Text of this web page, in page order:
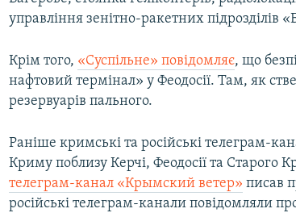
управління зенітно-ракетних підрозділів
Крім того, «Суспільне» повідомляє, що
нафтовий термінал» у Феодосії. Там, як
резервуарів пального.
Раніше кримські та російські телеграм-
Криму поблизу Керчі, Феодосії та Старого
телеграм-канал «Крымский ветер» писав
російські телеграм-канали повідомляли